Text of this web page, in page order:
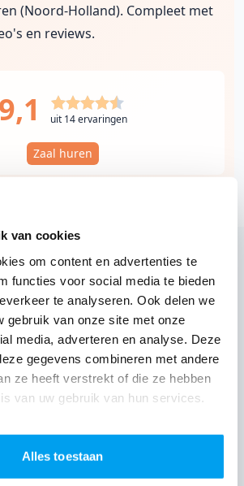
van cookies
om content en advertenties te
functies voor social media te bieden
te analyseren. Ook delen we
gebruik van onze site met onze
media, adverteren en analyse. Deze
gegevens combineren met andere
ze heeft verstrekt of die ze hebben
van uw gebruik van hun services.
Alles toestaan
(Noord-Holland). Compleet met
en reviews.
9,1 uit 14 ervaringen
Zaal huren
100-en feestlocaties
onze DJ's op jouw locatie